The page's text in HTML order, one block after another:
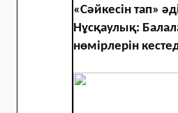
«Сәйкесін тап»
Нұсқаулық:
нөмірлерін